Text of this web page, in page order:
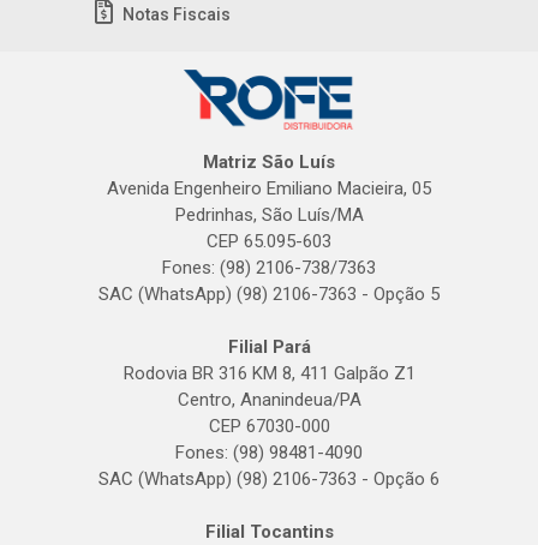
Notas Fiscais
Matriz São Luís
Avenida Engenheiro Emiliano Macieira, 05
Pedrinhas, São Luís/MA
CEP 65.095-603
Fones: (98) 2106-738/7363
SAC (WhatsApp) (98) 2106-7363 - Opção 5
Filial Pará
Rodovia BR 316 KM 8, 411 Galpão Z1
Centro, Ananindeua/PA
CEP 67030-000
Fones: (98) 98481-4090
SAC (WhatsApp) (98) 2106-7363 - Opção 6
Filial Tocantins